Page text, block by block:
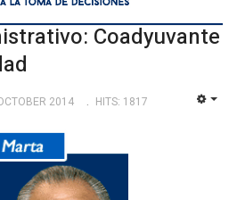
Coadyuvante
2014 HITS: 1817